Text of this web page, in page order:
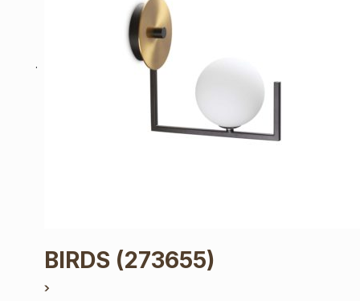
BIRDS (273655)